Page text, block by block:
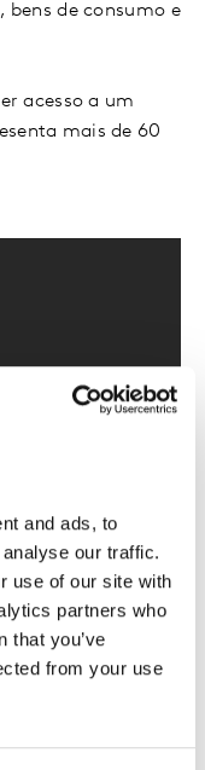
and ads, to
our traffic.
use of our site with
partners who
that you’ve
from your use
bens de consumo e
acesso a um
mais de 60